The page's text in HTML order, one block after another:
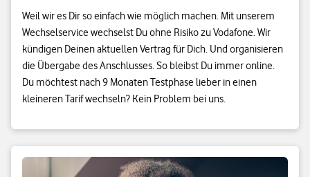
Weil wir es Dir so einfach wie möglich machen. Mit unserem
Wechselservice wechselst Du ohne Risiko zu Vodafone. Wir
kündigen Deinen aktuellen Vertrag für Dich. Und organisieren
die Übergabe des Anschlusses. So bleibst Du immer online.
Du möchtest nach 9 Monaten Testphase lieber in einen
kleineren Tarif wechseln? Kein Problem bei uns.